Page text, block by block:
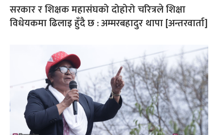
सरकार र शिक्षक महासंघको दोहोरो चरित्रले शिक्षा
विधेयकमा ढिलाइ हुँदै छ : अम्मरबहादुर थापा [अन्तरवार्ता]